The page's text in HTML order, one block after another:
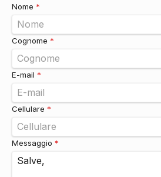
Airbag
Airbag laterali
Regolatore di velocità - cruise control
Indicatore pressione pneumatici
Sicurezza
Cinture di sicurezza
Riconoscimento segnali stradali
Freno a mano elettrico
Vetri
Alzacristalli elettrici anteriori e posteriori
Nome *
Cognome *
E-mail *
Cellulare *
Messaggio *